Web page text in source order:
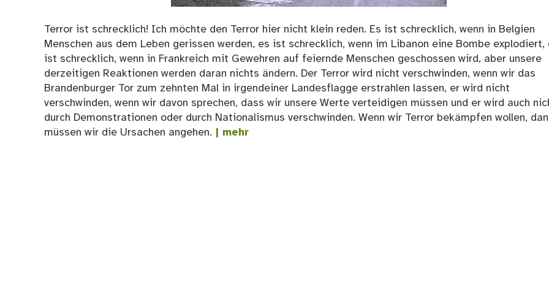
Terror ist schrecklich! Ich möchte den Terror hier nicht klein reden. Es ist schrecklich, wenn in Belgien
Menschen aus dem Leben gerissen werden, es ist schrecklich, wenn im Libanon eine Bombe explodiert,
ist schrecklich, wenn in Frankreich mit Gewehren auf feiernde Menschen geschossen wird, aber unsere
derzeitigen Reaktionen werden daran nichts ändern. Der Terror wird nicht verschwinden, wenn wir das
Brandenburger Tor zum zehnten Mal in irgendeiner Landesflagge erstrahlen lassen, er wird nicht
verschwinden, wenn wir davon sprechen, dass wir unsere Werte verteidigen müssen und er wird auch
durch Demonstrationen oder durch Nationalismus verschwinden. Wenn wir Terror bekämpfen wollen,
müssen wir die Ursachen angehen. | mehr